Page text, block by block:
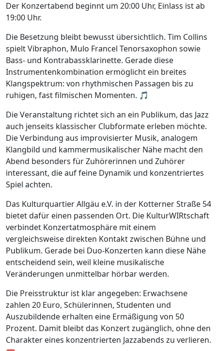
Der Konzertabend beginnt um 20:00 Uhr, Einlass ist ab
19:00 Uhr.
Die Besetzung bleibt bewusst übersichtlich. Tim Collins
spielt Vibraphon, Mulo Francel Tenorsaxophon sowie
Bass- und Kontrabassklarinette. Gerade diese
Instrumentenkombination ermöglicht ein breites
Klangspektrum: von rhythmischen Passagen bis zu
ruhigen, fast filmischen Momenten. 🎵
Die Veranstaltung richtet sich an ein Publikum, das Jazz
auch jenseits klassischer Clubformate erleben möchte.
Die Verbindung aus improvisierter Musik, analogem
Klangbild und kammermusikalischer Nähe macht den
Abend besonders für Zuhörerinnen und Zuhörer
interessant, die auf feine Dynamik und konzentriertes
Spiel achten.
Das Kulturquartier Allgäu e.V. in der Kotterner Straße 54
bietet dafür einen passenden Ort. Die KulturWIRtschaft
verbindet Konzertatmosphäre mit einem
vergleichsweise direkten Kontakt zwischen Bühne und
Publikum. Gerade bei Duo-Konzerten kann diese Nähe
entscheidend sein, weil kleine musikalische
Veränderungen unmittelbar hörbar werden.
Die Preisstruktur ist klar angegeben: Erwachsene
zahlen 20 Euro, Schülerinnen, Studenten und
Auszubildende erhalten eine Ermäßigung von 50
Prozent. Damit bleibt das Konzert zugänglich, ohne den
Charakter eines konzentrierten Jazzabends zu verlieren.